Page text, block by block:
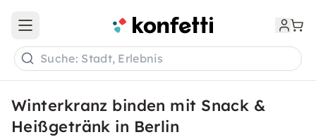
Open main menu
Suche: Stadt, Erlebnis
Winterkranz binden mit Snack &
Heißgetränk in Berlin